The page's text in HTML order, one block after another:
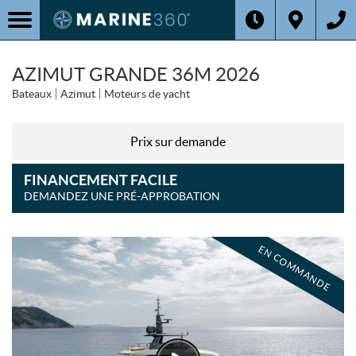
AZIMUT GRANDE 36M 2026
Bateaux Azimut Moteurs de yacht
Prix sur demande
FINANCEMENT FACILE
DEMANDEZ UNE PRÉ-APPROBATION
EN COMMANDE